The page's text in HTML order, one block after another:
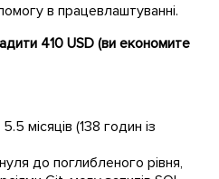
в працевлаштуванні.
410 USD (ви економите
місяців (138 годин із
до поглибленого рівня,